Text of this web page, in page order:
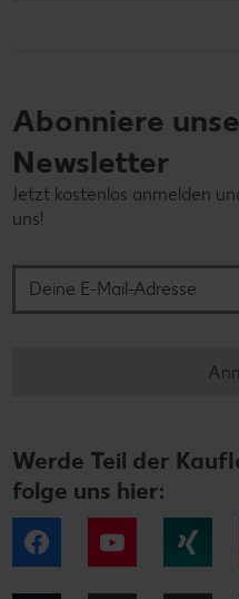
Abonniere
Newsletter
Jetzt kostenlos anmelden
uns!
Werde Teil der
folge uns hier:
Facebook YouTube